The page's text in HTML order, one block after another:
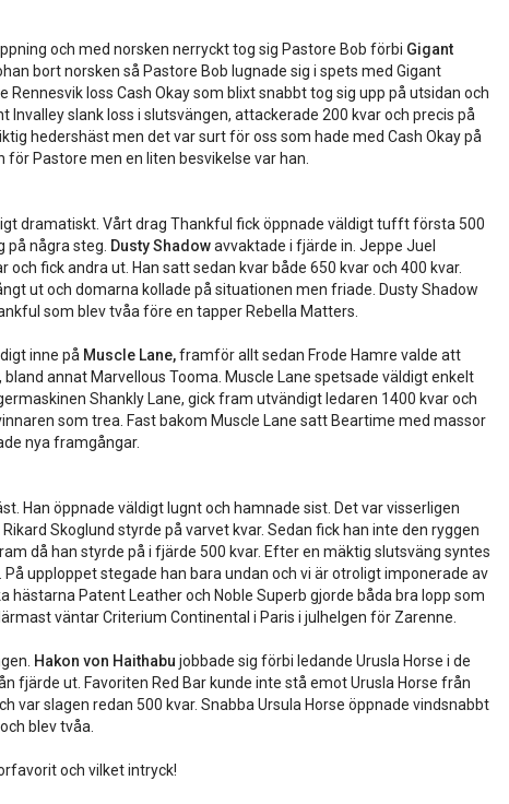
och med norsken nerryckt tog sig Pastore Bob förbi Gigant
bort norsken så Pastore Bob lugnade sig i spets med Gigant
Rennesvik loss Cash Okay som blixt snabbt tog sig upp på utsidan och
Invalley slank loss i slutsvängen, attackerade 200 kvar och precis på
hedershäst men det var surt för oss som hade med Cash Okay på
Pastore men en liten besvikelse var han.
dramatiskt. Vårt drag Thankful fick öppnade väldigt tufft första 500
några steg. Dusty Shadowavvaktade i fjärde in. Jeppe Juel
fick andra ut. Han satt sedan kvar både 650 kvar och 400 kvar.
ut och domarna kollade på situationen men friade. Dusty Shadow
som blev tvåa före en tapper Rebella Matters.
inne på Muscle Lane,framför allt sedan Frode Hamre valde att
annat Marvellous Tooma. Muscle Lane spetsade väldigt enkelt
Shankly Lane, gick fram utvändigt ledaren 1400 kvar och
som trea. Fast bakom Muscle Lane satt Beartime med massor
nya framgångar.
Han öppnade väldigt lugnt och hamnade sist. Det var visserligen
Skoglund styrde på varvet kvar. Sedan fick han inte den ryggen
då han styrde på i fjärde 500 kvar. Efter en mäktig slutsväng syntes
upploppet stegade han bara undan och vi är otroligt imponerade av
hästarna Patent Leather och Noble Superb gjorde båda bra lopp som
väntar Criterium Continental i Paris i julhelgen för Zarenne.
Hakon von Haithabu jobbade sig förbi ledande Urusla Horse i de
fjärde ut. Favoriten Red Bar kunde inte stå emot Urusla Horse från
var slagen redan 500 kvar. Snabba Ursula Horse öppnade vindsnabbt
blev tvåa.
och vilket intryck!